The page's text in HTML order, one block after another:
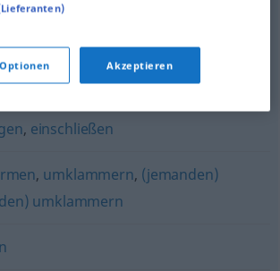
,
, einschließen
, umklammern, (jemanden)
umklammern
Akzeptieren